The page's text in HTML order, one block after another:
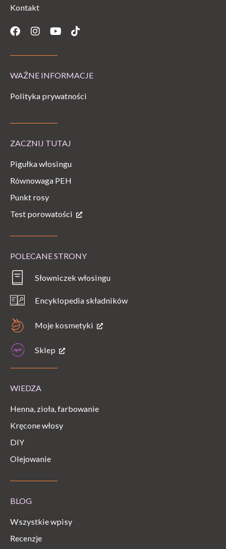
Kontakt
Facebook
Instagram
YoutubeTiktok
WAŻNE INFORMACJE
Polityka prywatności
ZACZNIJ TUTAJ
Pigułka włosingu
Równowaga PEH
Punkt rosy
Test porowatości
POLECANE STRONY
Słowniczek włosingu
Encyklopedia składników
Moje kosmetyki
Sklep
WIEDZA
Henna, zioła, farbowanie
Kręcone włosy
DIY
Olejowanie
BLOG
Wszystkie wpisy
Recenzje